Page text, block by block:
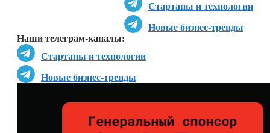
Стартапы и технологии
Новые бизнес-тренды
Наши телеграм-каналы:
Стартапы и технологии
Новые бизнес-тренды